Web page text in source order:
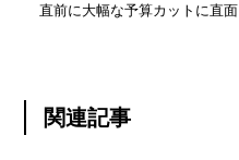
直前に大幅な予算カットに直面
関連記事